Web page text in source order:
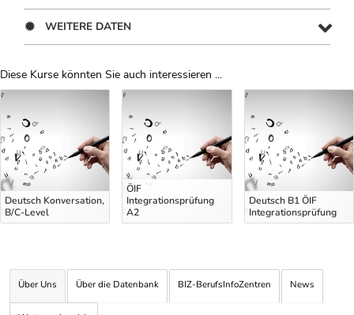
WEITERE DATEN
Diese Kurse könnten Sie auch interessieren ...
Uber Weiterbildungsvorschläge
Deutsch Konversation,
B/C-Level
ÖIF
Integrationsprüfung
A2
Deutsch B1 ÖIF
Integrationsprüfung
Über Uns Über die Datenbank BIZ-BerufsInfoZentren News